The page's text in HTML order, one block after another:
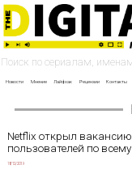
Новости Мнение Лайфхак Рецензии Контакты
Netflix открыл
пользователей по
18/12/2019